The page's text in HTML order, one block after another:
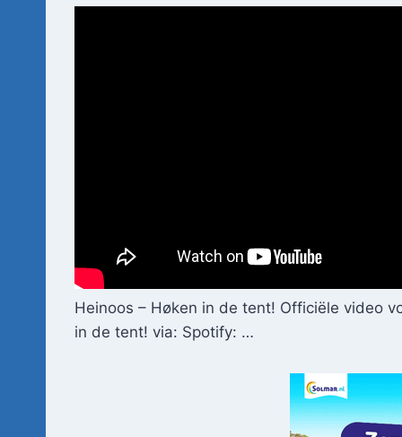
Heinoos – Høken in de tent! Officiële video
in de tent! via: Spotify: …